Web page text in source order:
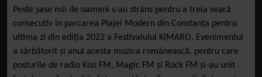
Peste șase mii de oameni s-au strâns pentru a treia seară
consecutiv în parcarea Plajei Modern din Constanța pentru
ultima zi din ediția 2022 a Festivalului KIMARO. Evenimentul
a sărbătorit și anul acesta muzica românească, pentru care
posturile de radio Kiss FM, Magic FM și Rock FM și-au unit